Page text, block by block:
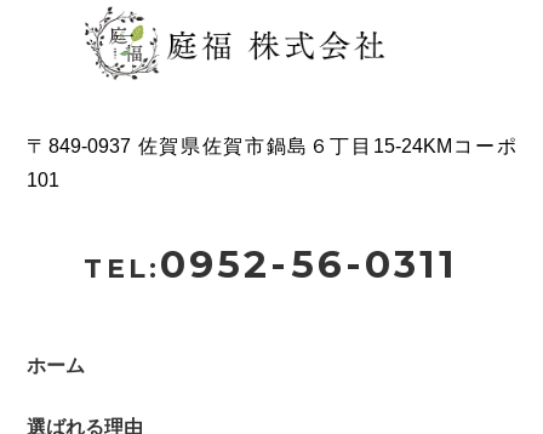
〒849-0937 佐賀県佐賀市鍋島６丁目15-24KMコーポ
101
TEL:0952-56-0311
ホーム
選ばれる理由